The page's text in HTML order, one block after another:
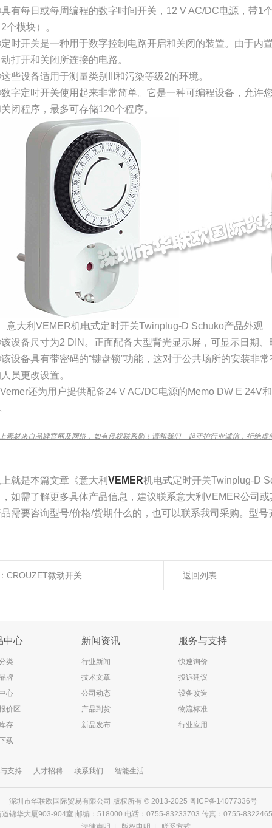
有每日或每周编程的数字时间开关，12 V AC/DC电源，带1
个模块）。
时开关是一种用于数字控制电路开启和关闭的装置。由于内
打开和关闭所连接的电路。
些设备适用于测量类别III和污染等级2的环境。
字定时开关使用起来非常简单。它是一种可编程设备，允许
闭程序，最多可存储120个程序。
意大利VEMER机电式定时开关Twinplug-D Schuko产品外观
设备尺寸为2 DIN。正面配备大型背光显示屏，可显示日期、
设备具有带密码的“键盘锁”功能，这对于公共场所的安装非
员更改设置。
还为用户提供配备24 V AC/DC电源的Memo DW E 24V
素材来自品牌官网及网络，如有侵权联系删！请和我们一起守护行业诚信，拒绝虚
就是本篇文章《意大利 VEMER机电式定时开关Twinplug-D
如需了解更多具体产品信息，建议联系意大利VEMER公司
需要咨询型号/价格/货期什么的，也可以联系我司采购。型
CROUZET微动开关 返回列表
中心
类
牌
心
价区
存
载
新闻资讯
行业新闻
技术文章
公司动态
产品到货
新品发布
服务与支持
快速询价
投诉建议
设备改造
物流标准
行业应用
支持 人才招聘 联系我们 智能生活
深圳市华联欧国际贸易有限公司 版权所有 © 2013-2025 粤ICP备14077336号
锦华大厦903-904室 邮编：518000 电话：0755-83233703 传真：0755-